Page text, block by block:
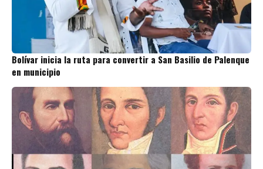
Bolívar inicia la ruta para convertir a San Basilio de Palenque
en municipio